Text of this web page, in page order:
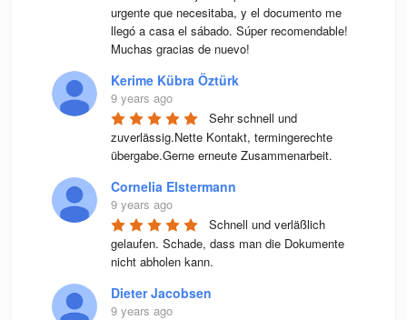
urgente que necesitaba, y el documento me
llegó a casa el sábado. Súper recomendable!
Muchas gracias de nuevo!
Kerime Kübra Öztürk
9 years ago
Sehr schnell und
zuverlässig.Nette Kontakt, termingerechte
übergabe.Gerne erneute Zusammenarbeit.
Cornelia Elstermann
9 years ago
Schnell und verläßlich
gelaufen. Schade, dass man die Dokumente
nicht abholen kann.
Dieter Jacobsen
9 years ago